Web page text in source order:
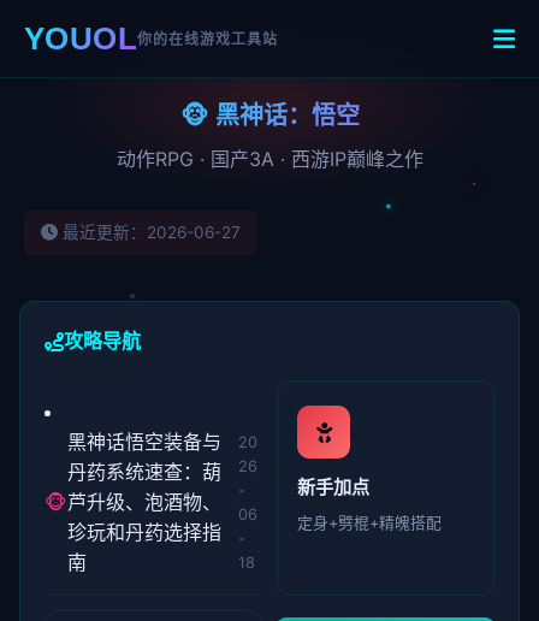
YOUOL你的在线游戏工具站
🐵 黑神话：悟空
动作RPG · 国产3A · 西游IP巅峰之作
最近更新：2026-06-27
攻略导航
🐵
黑神话悟空装备与
丹药系统速查：葫
芦升级、泡酒物、
珍玩和丹药选择指
南
20
26
-
06
-
18
新手加点
定身+劈棍+精魄搭配